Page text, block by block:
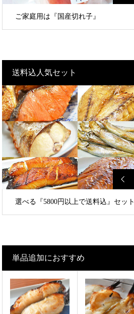
ご家庭用は『国産切れ子』
送料込人気セット
選べる『5800円以上で送料込』セット
単品追加におすすめ